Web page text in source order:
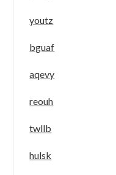
youtz
bguaf
aqevy
reouh
twllb
hulsk